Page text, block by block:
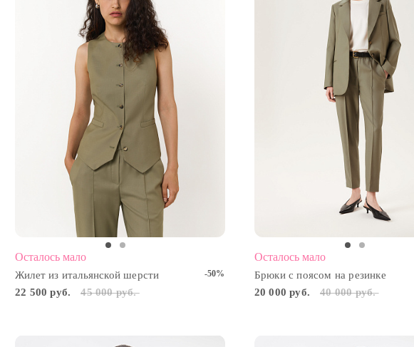
Осталось мало
Жилет из итальянской шерсти -50%
22 500 руб. 45 000 руб.
Осталось мало
Брюки с поясом на резинке
20 000 руб. 40 000 руб.